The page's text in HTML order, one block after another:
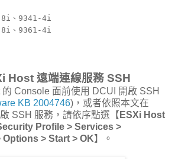
8i、9341-4i
8i、9361-4i
Host 遠端連線服務 SSH
Console 面前使用 DCUI 開啟 SSH
KB 2004746)，或者依照本文在
SSH 服務，請依序點選【 ESXi Host
Profile > Services >
Options > Start > OK】。